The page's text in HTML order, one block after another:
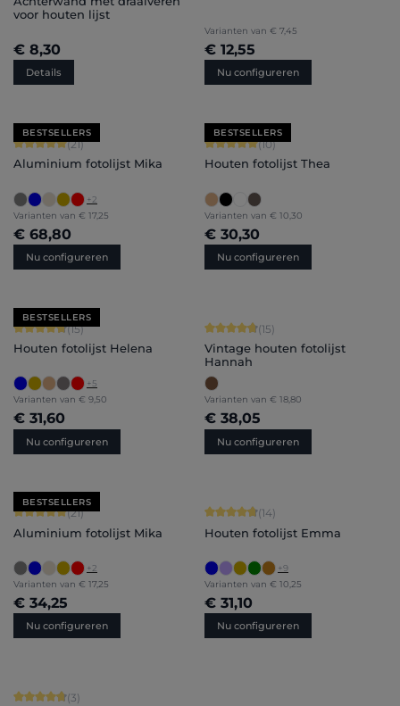
voor houten lijst
€ 8,30
Details
Varianten van € 7,45
€ 12,55
Nu configureren
BESTSELLERS
Gemiddelde waardering van 5 van 5 sterren
(21)
Aluminium fotolijst Mika
+2
Varianten van € 17,25
€ 68,80
Nu configureren
BESTSELLERS
Gemiddelde waardering van 5 van 5
(10)
Houten fotolijst Thea
Varianten van € 10,30
€ 30,30
Nu configureren
BESTSELLERS
Gemiddelde waardering van 4.8 van 5 sterren
(15)
Houten fotolijst Helena
+5
Varianten van € 9,50
€ 31,60
Nu configureren
Gemiddelde waardering van 4.87
(15)
Vintage houten fotolijst
Hannah
Varianten van € 18,80
€ 38,05
Nu configureren
BESTSELLERS
Gemiddelde waardering van 5 van 5 sterren
(21)
Aluminium fotolijst Mika
+2
Varianten van € 17,25
€ 34,25
Nu configureren
Gemiddelde waardering van 4.86
(14)
Houten fotolijst Emma
+9
Varianten van € 10,25
€ 31,10
Nu configureren
Gemiddelde waardering van 4.67 van 5 sterren
(3)